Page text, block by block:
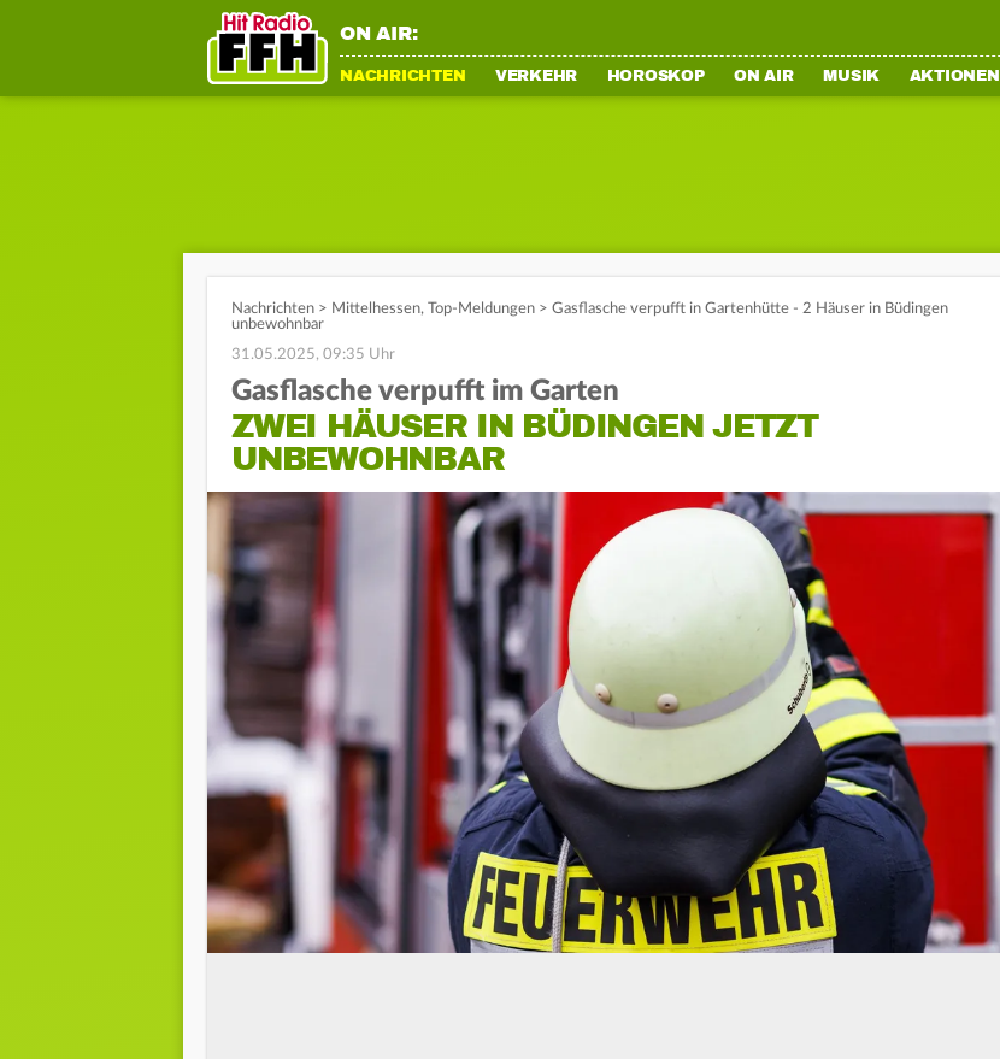
ON AIR:
NACHRICHTEN VERKEHR HOROSKOP ON AIR MUSIK AKTIONEN
Nachrichten > Mittelhessen, Top-Meldungen > Gasflasche verpufft in Gartenhütte - 2 Häuser in Büdingen
unbewohnbar
31.05.2025, 09:35 Uhr
Gasflasche verpufft im Garten
ZWEI HÄUSER IN BÜDINGEN JETZT
UNBEWOHNBAR